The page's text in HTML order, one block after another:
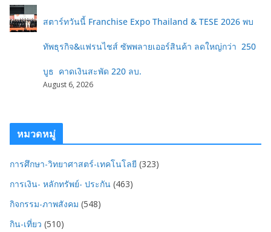
สตาร์ทวันนี้ Franchise Expo Thailand & TESE 2026 พบ
ทัพธุรกิจ&แฟรนไชส์ ซัพพลายเออร์สินค้า ลดใหญ่กว่า 250
บูธ คาดเงินสะพัด 220 ลบ.
August 6, 2026
หมวดหมู่
การศึกษา-วิทยาศาสตร์-เทคโนโลยี (323)
การเงิน- หลักทรัพย์- ประกัน (463)
กิจกรรม-ภาพสังคม (548)
กิน-เที่ยว (510)